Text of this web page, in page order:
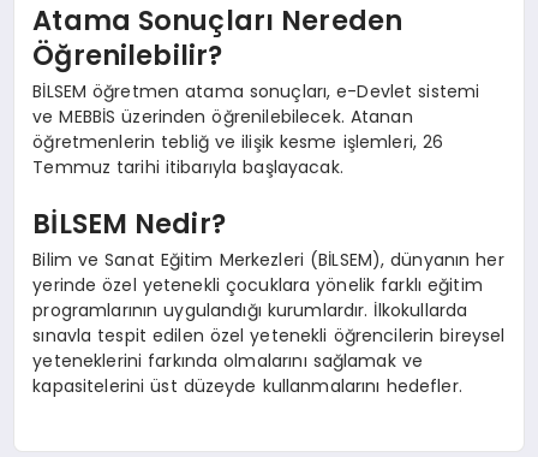
Atama Sonuçları Nereden
Öğrenilebilir?
BİLSEM öğretmen atama sonuçları, e-Devlet sistemi
ve MEBBİS üzerinden öğrenilebilecek. Atanan
öğretmenlerin tebliğ ve ilişik kesme işlemleri, 26
Temmuz tarihi itibarıyla başlayacak.
BİLSEM Nedir?
Bilim ve Sanat Eğitim Merkezleri (BİLSEM), dünyanın her
yerinde özel yetenekli çocuklara yönelik farklı eğitim
programlarının uygulandığı kurumlardır. İlkokullarda
sınavla tespit edilen özel yetenekli öğrencilerin bireysel
yeteneklerini farkında olmalarını sağlamak ve
kapasitelerini üst düzeyde kullanmalarını hedefler.